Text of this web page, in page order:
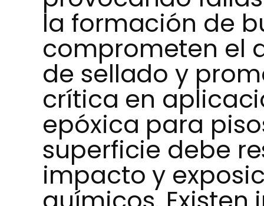
la formación de
comprometen el
de sellado y
crítica en
epóxica para
superficie debe
impacto y